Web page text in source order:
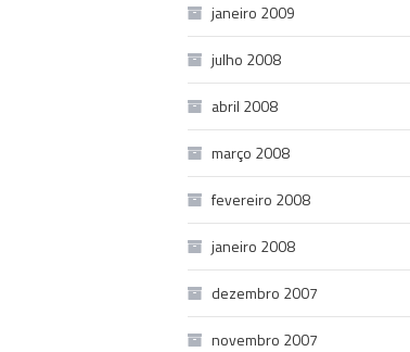
janeiro 2009
julho 2008
abril 2008
março 2008
fevereiro 2008
janeiro 2008
dezembro 2007
novembro 2007